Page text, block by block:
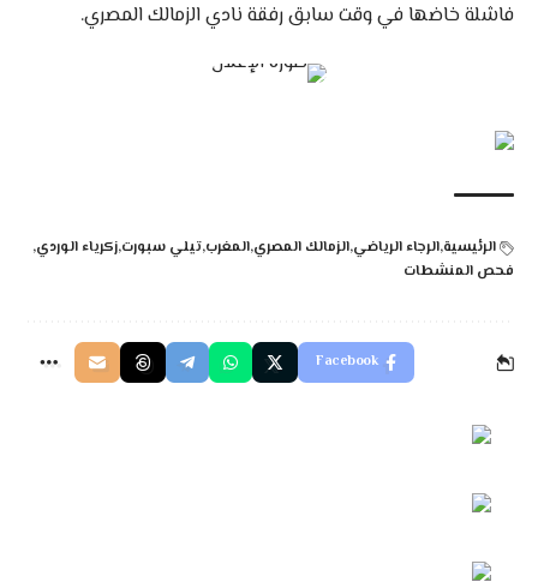
فاشلة خاضها في وقت سابق رفقة نادي الزمالك المصري.
الرئيسيةالرجاء الرياضيالزمالك المصريالمغربتيلي سبورتزكرياء الوردي
فحص المنشطات
Facebook